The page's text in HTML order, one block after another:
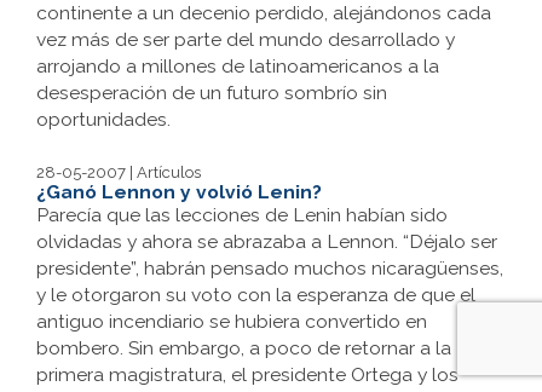
continente a un decenio perdido, alejándonos cada
vez más de ser parte del mundo desarrollado y
arrojando a millones de latinoamericanos a la
desesperación de un futuro sombrío sin
oportunidades.
28-05-2007 | Artículos
¿Ganó Lennon y volvió Lenin?
Parecía que las lecciones de Lenin habían sido
olvidadas y ahora se abrazaba a Lennon. “Déjalo ser
presidente”, habrán pensado muchos nicaragüenses,
y le otorgaron su voto con la esperanza de que el
antiguo incendiario se hubiera convertido en
bombero. Sin embargo, a poco de retornar a la
primera magistratura, el presidente Ortega y los